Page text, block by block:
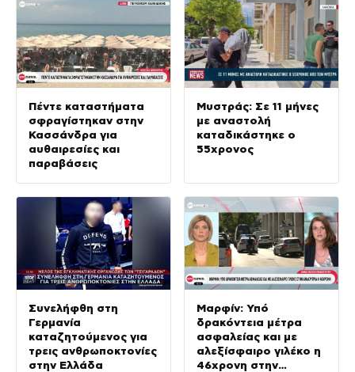
Πέντε καταστήματα
σφραγίστηκαν στην
Κασσάνδρα για
αυθαιρεσίες και
παραβάσεις
Μυστράς: Σε 11 μήνες
με αναστολή
καταδικάστηκε ο
55χρονος
Συνελήφθη στη
Γερμανία
καταζητούμενος για
τρεις ανθρωποκτονίες
στην Ελλάδα
Μαρφίν: Υπό
δρακόντεια μέτρα
ασφαλείας και με
αλεξίσφαιρο γιλέκο η
46χρονη στην